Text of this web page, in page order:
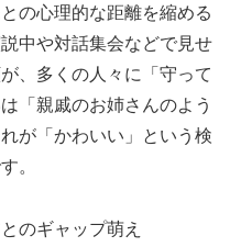
の心理的な距離を縮める
中や対話集会などで見せ
、多くの人々に「守って
「親戚のお姉さんのよう
が「かわいい」という検
。
のギャップ萌え